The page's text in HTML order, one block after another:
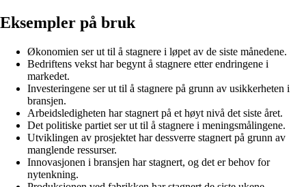
Eksempler på bruk
Økonomien ser ut til å stagnere i løpet av de siste månedene.
Bedriftens vekst har begynt å stagnere etter endringene i
markedet.
Investeringene ser ut til å stagnere på grunn av usikkerheten i
bransjen.
Arbeidsledigheten har stagnert på et høyt nivå det siste året.
Det politiske partiet ser ut til å stagnere i meningsmålingene.
Utviklingen av prosjektet har dessverre stagnert på grunn av
manglende ressurser.
Innovasjonen i bransjen har stagnert, og det er behov for
nytenkning.